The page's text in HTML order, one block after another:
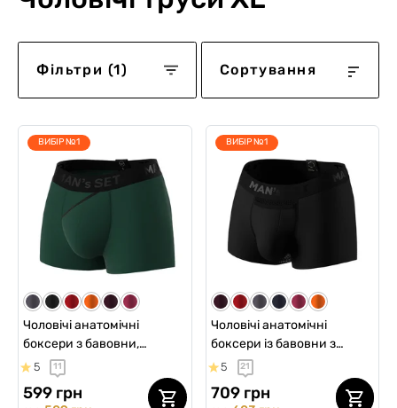
Фільтри (1) Сортування
ВИБІР №1
Чоловічі анатомічні
боксери з бавовни,
Anatomic Classic 2.0, Black
Series, темно-зелений
5 11
599 грн
ВИБІР №1
Чоловічі анатомічні
боксери із бавовни з
сіткою, Anatomic Classic
Light, Black Series, чорний
5 21
709 грн